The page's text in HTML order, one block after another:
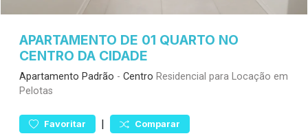
APARTAMENTO DE 01 QUARTO NO
CENTRO DA CIDADE
Apartamento Padrão - Centro Residencial para Locação em
Pelotas
Favoritar | Comparar